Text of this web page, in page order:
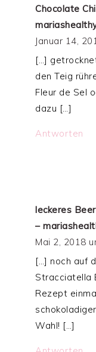
Chocolate
Januar 14,
[…]
den Teig
Fleur de Sel
dazu […]
Antworten
leckeres
–
Mai 2, 2018
[…] noch auf
Stracciatella
Rezept
Wahl! […]